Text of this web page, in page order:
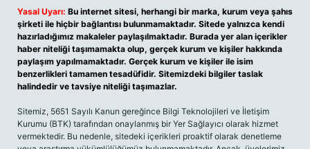
Yasal Uyarı: Bu internet sitesi, herhangi bir marka, kurum veya şahıs
şirketi ile hiçbir bağlantısı bulunmamaktadır. Sitede yalnızca kendi
hazırladığımız makaleler paylaşılmaktadır. Burada yer alan içerikler
haber niteliği taşımamakta olup, gerçek kurum ve kişiler hakkında
paylaşım yapılmamaktadır. Gerçek kurum ve kişiler ile isim
benzerlikleri tamamen tesadüfidir. Sitemizdeki bilgiler taslak
halindedir ve tavsiye niteliği taşımazlar.
Sitemiz, 5651 Sayılı Kanun gereğince Bilgi Teknolojileri ve İletişim
Kurumu (BTK) tarafından onaylanmış bir Yer Sağlayıcı olarak hizmet
vermektedir. Bu nedenle, sitedeki içerikleri proaktif olarak denetleme